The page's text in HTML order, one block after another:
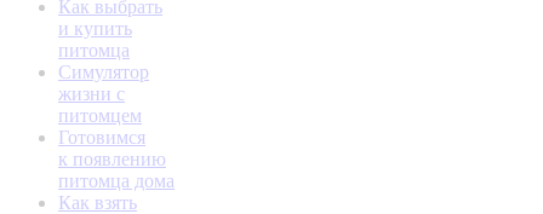
Как выбрать
и купить
питомца
Симулятор
жизни с
питомцем
Готовимся
к появлению
питомца дома
Как взять